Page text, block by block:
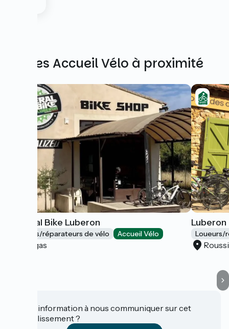
Autres Accueil Vélo à proximité
Général Bike Luberon
Loueurs/réparateurs de vélo Accueil Vélo
Gargas
Luberon
Loueurs/
Une information à nous communiquer sur cet
établissement ?